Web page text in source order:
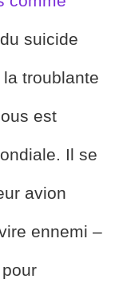
suicide
la troublante
est
Il se
avion
ennemi –